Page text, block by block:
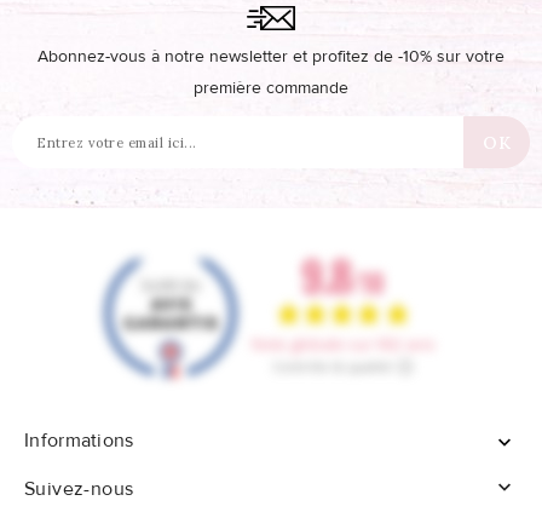
Abonnez-vous à notre newsletter et profitez de -10% sur votre
première commande
Informations

Suivez-nous
